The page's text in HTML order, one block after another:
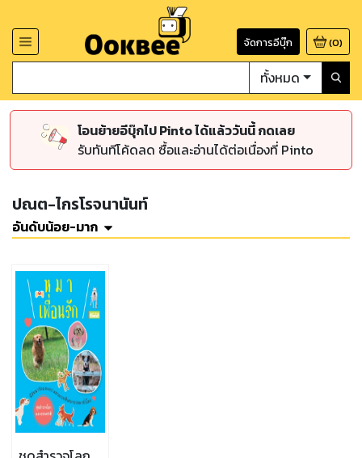
จัดการอีบุ๊ก (0)
ทั้งหมด
โอนย้ายอีบุ๊กไป Pinto ได้แล้ววันนี้ กดเลย
รับทันทีโค้ดลด ซื้อและอ่านได้ต่อเนื่องที่ Pinto
ปณต-ไกรโรจนานันท์
อันดับน้อย-มาก